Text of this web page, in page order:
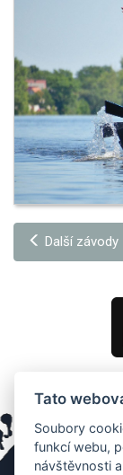
Další závody
Tato
Soubory
funkcí webu,
návštěvnosti